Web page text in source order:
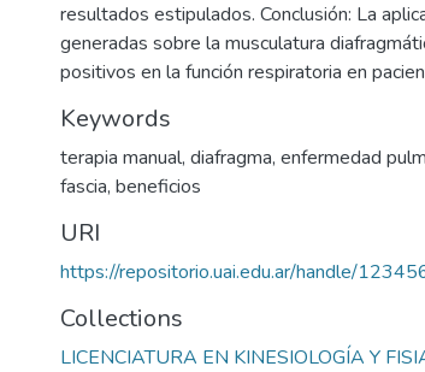
resultados estipulados. Conclusión: La
generadas sobre la musculatura
positivos en la función respiratoria en
Keywords
terapia manual, diafragma, enfermedad
fascia, beneficios
URI
https://repositorio.uai.edu.ar/handle/
Collections
LICENCIATURA EN KINESIOLOGÍA Y